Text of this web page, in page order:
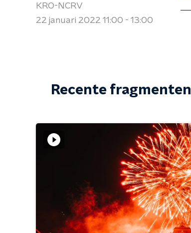
KRO-NCRV
22 januari 2022 11:00 - 13:00
Recente fragmenten